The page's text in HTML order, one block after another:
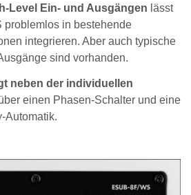
Level Ein- und Ausgängen lässt
problemlos in bestehende
integrieren. Aber auch typische
sind vorhanden.
neben der individuellen
einen Phasen-Schalter und eine
Automatik.